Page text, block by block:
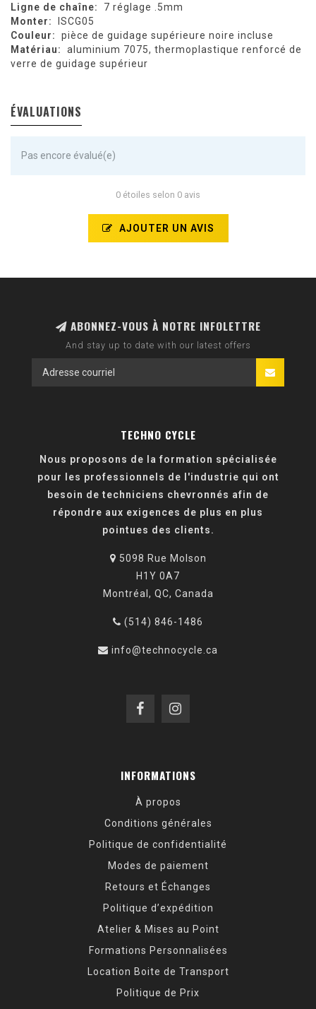
Ligne de chaîne:
7 réglage .5mm
Monter:
ISCG05
Couleur:
pièce de guidage supérieure noire incluse
Matériau:
aluminium 7075, thermoplastique renforcé de
verre de guidage supérieur
ÉVALUATIONS
Pas encore évalué(e)
0 étoiles selon 0 avis
AJOUTER UN AVIS
ABONNEZ-VOUS À NOTRE INFOLETTRE
And stay up to date with our latest offers
TECHNO CYCLE
Nous proposons de la formation spécialisée
pour les professionnels de l'industrie qui ont
besoin de techniciens chevronnés afin de
répondre aux exigences de plus en plus
pointues des clients.
5098 Rue Molson
H1Y 0A7
Montréal, QC, Canada
(514) 846-1486
info@technocycle.ca
INFORMATIONS
À propos
Conditions générales
Politique de confidentialité
Modes de paiement
Retours et Échanges
Politique d’expédition
Atelier & Mises au Point
Formations Personnalisées
Location Boite de Transport
Politique de Prix